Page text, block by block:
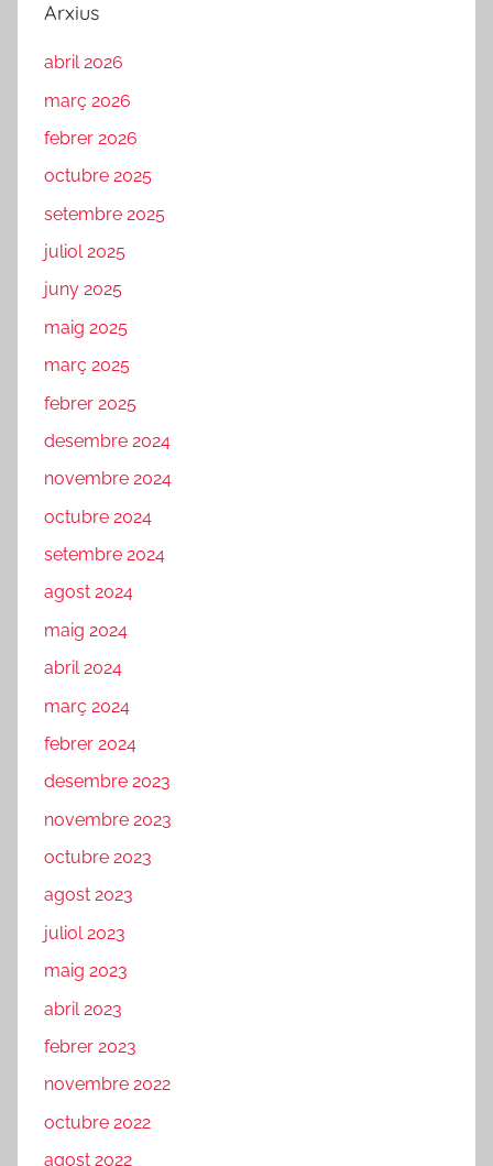
Arxius
abril 2026
març 2026
febrer 2026
octubre 2025
setembre 2025
juliol 2025
juny 2025
maig 2025
març 2025
febrer 2025
desembre 2024
novembre 2024
octubre 2024
setembre 2024
agost 2024
maig 2024
abril 2024
març 2024
febrer 2024
desembre 2023
novembre 2023
octubre 2023
agost 2023
juliol 2023
maig 2023
abril 2023
febrer 2023
novembre 2022
octubre 2022
agost 2022